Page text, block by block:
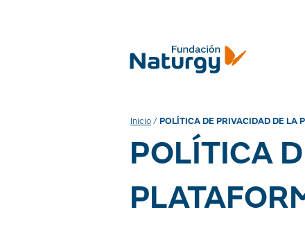
Inicio/POLÍTICA DE PRIVACIDAD DE LA
POLÍTICA